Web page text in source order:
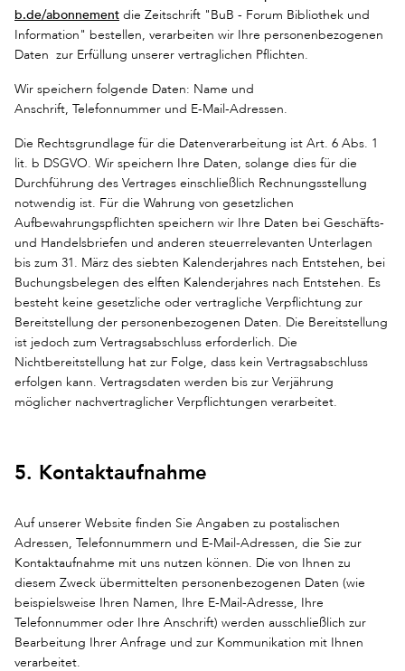
b.de/abonnement die Zeitschrift "BuB - Forum Bibliothek und
Information" bestellen, verarbeiten wir Ihre personenbezogenen
Daten zur Erfüllung unserer vertraglichen Pflichten.
Wir speichern folgende Daten: Name und
Anschrift, Telefonnummer und E-Mail-Adressen.
Die Rechtsgrundlage für die Datenverarbeitung ist Art. 6 Abs. 1
lit. b DSGVO. Wir speichern Ihre Daten, solange dies für die
Durchführung des Vertrages einschließlich Rechnungsstellung
notwendig ist. Für die Wahrung von gesetzlichen
Aufbewahrungspflichten speichern wir Ihre Daten bei Geschäfts-
und Handelsbriefen und anderen steuerrelevanten Unterlagen
bis zum 31. März des siebten Kalenderjahres nach Entstehen, bei
Buchungsbelegen des elften Kalenderjahres nach Entstehen. Es
besteht keine gesetzliche oder vertragliche Verpflichtung zur
Bereitstellung der personenbezogenen Daten. Die Bereitstellung
ist jedoch zum Vertragsabschluss erforderlich. Die
Nichtbereitstellung hat zur Folge, dass kein Vertragsabschluss
erfolgen kann. Vertragsdaten werden bis zur Verjährung
möglicher nachvertraglicher Verpflichtungen verarbeitet.
5. Kontaktaufnahme
Auf unserer Website finden Sie Angaben zu postalischen
Adressen, Telefonnummern und E-Mail-Adressen, die Sie zur
Kontaktaufnahme mit uns nutzen können. Die von Ihnen zu
diesem Zweck übermittelten personenbezogenen Daten (wie
beispielsweise Ihren Namen, Ihre E-Mail-Adresse, Ihre
Telefonnummer oder Ihre Anschrift) werden ausschließlich zur
Bearbeitung Ihrer Anfrage und zur Kommunikation mit Ihnen
verarbeitet.